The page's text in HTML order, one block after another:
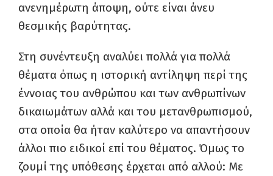
ανενημέρωτη άποψη, ούτε είναι άνευ
θεσμικής βαρύτητας.
Στη συνέντευξη αναλύει πολλά για πολλά
θέματα όπως η ιστορική αντίληψη περί της
έννοιας του ανθρώπου και των ανθρωπίνων
δικαιωμάτων αλλά και του μετανθρωπισμού,
στα οποία θα ήταν καλύτερο να απαντήσουν
άλλοι πιο ειδικοί επί του θέματος. Όμως το
ζουμί της υπόθεσης έρχεται από αλλού: Με